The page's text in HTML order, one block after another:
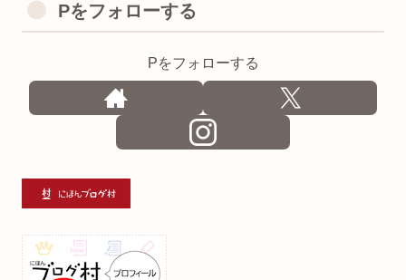
Pをフォローする
Pをフォローする